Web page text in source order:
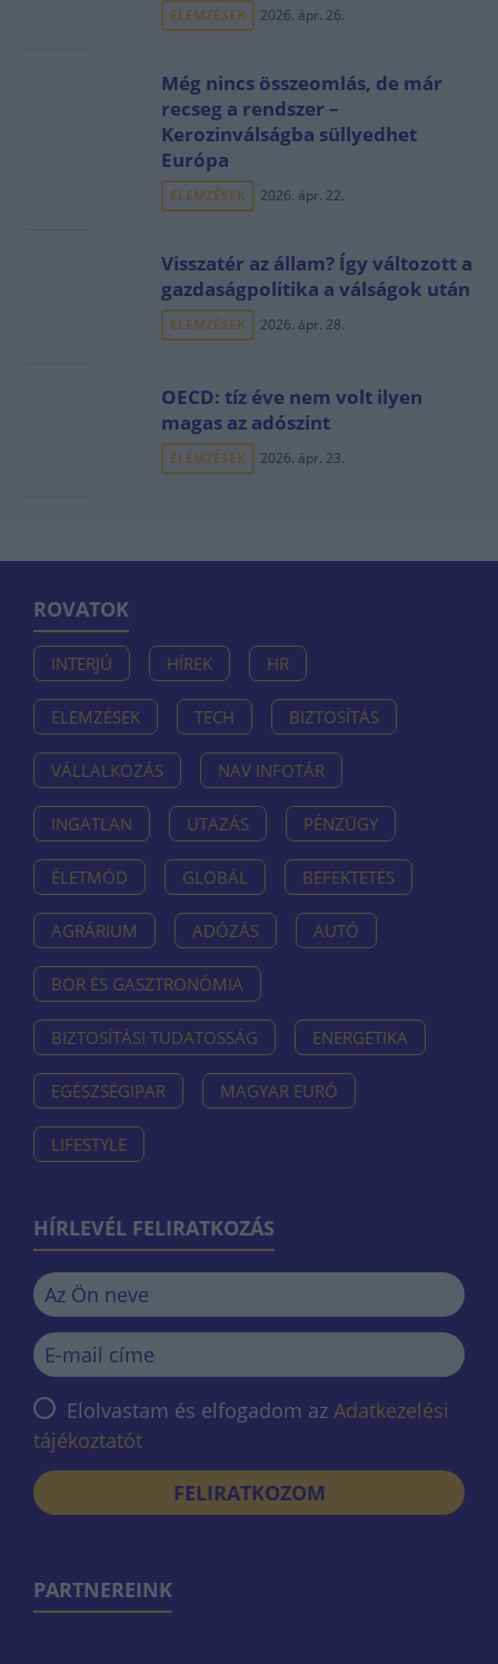
ELEMZÉSEK 2026. ápr. 26.
Még nincs összeomlás, de már
recseg a rendszer –
Kerozinválságba süllyedhet
Európa
ELEMZÉSEK 2026. ápr. 22.
Visszatér az állam? Így változott a
gazdaságpolitika a válságok után
ELEMZÉSEK 2026. ápr. 28.
OECD: tíz éve nem volt ilyen
magas az adószint
ELEMZÉSEK 2026. ápr. 23.
ROVATOK
INTERJÚ HÍREK HR
ELEMZÉSEK TECH BIZTOSÍTÁS
VÁLLALKOZÁS NAV INFOTÁR
INGATLAN UTAZÁS PÉNZÜGY
ÉLETMÓD GLOBÁL BEFEKTETÉS
AGRÁRIUM ADÓZÁS AUTÓ
BOR ÉS GASZTRONÓMIA
BIZTOSÍTÁSI TUDATOSSÁG ENERGETIKA
EGÉSZSÉGIPAR MAGYAR EURÓ
LIFESTYLE
HÍRLEVÉL FELIRATKOZÁS
Elolvastam és elfogadom az Adatkezelési
tájékoztatót
FELIRATKOZOM
PARTNEREINK